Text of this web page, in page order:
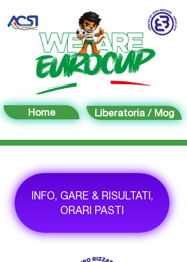
Home Liberatoria / Mog
INFO, GARE & RISULTATI,
ORARI PASTI